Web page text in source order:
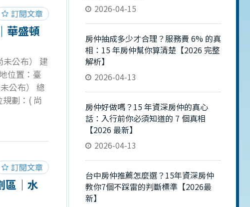
訂閱文章
華盛頓
公布） 建
位置：臺
公布） 總
劃：( 尚
公布 ) 預
出的新
訂閱文章
區｜水
2026-04-15
房仲抽成多少才合理？服務費 6% 的真
相：15 年房仲幫你算清楚【2026 完整
解析】
2026-04-13
房仲好做嗎？15 年資深房仲的真心
話：入行前你必須知道的 7 個真相
【2026 最新】
2026-04-13
台中房仲推薦怎麼選？15年資深房仲
教你7個不踩雷的判斷標準【2026最
新】